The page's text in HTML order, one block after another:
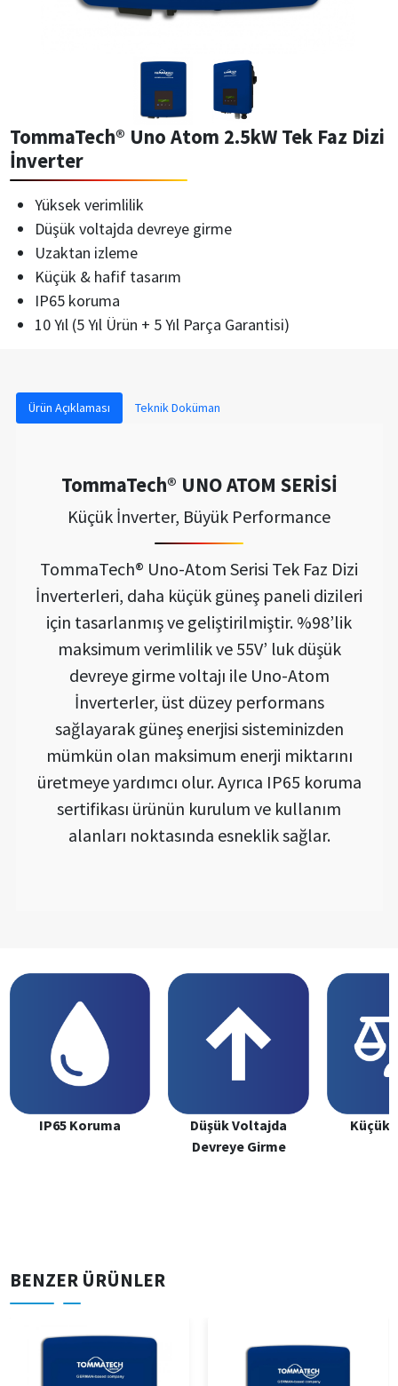
TommaTech® Uno Atom 2.5kW Tek Faz Dizi
İnverter
Yüksek verimlilik
Düşük voltajda devreye girme
Uzaktan izleme
Küçük & hafif tasarım
IP65 koruma
10 Yıl (5 Yıl Ürün + 5 Yıl Parça Garantisi)
Ürün Açıklaması Teknik Doküman
TommaTech® UNO ATOM SERİSİ
Küçük İnverter, Büyük Performance
TommaTech® Uno-Atom Serisi Tek Faz Dizi
İnverterleri, daha küçük güneş paneli dizileri
için tasarlanmış ve geliştirilmiştir. %98’lik
maksimum verimlilik ve 55V’ luk düşük
devreye girme voltajı ile Uno-Atom
İnverterler, üst düzey performans
sağlayarak güneş enerjisi sisteminizden
mümkün olan maksimum enerji miktarını
üretmeye yardımcı olur. Ayrıca IP65 koruma
sertifikası ürünün kurulum ve kullanım
alanları noktasında esneklik sağlar.
IP65 Koruma
Düşük Voltajda
Devreye Girme
Küçük
BENZER ÜRÜNLER